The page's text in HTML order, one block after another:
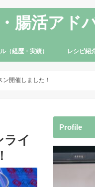
腸活アド
（経歴・実績） レシピ紹
開催しました！
ライ
Profile